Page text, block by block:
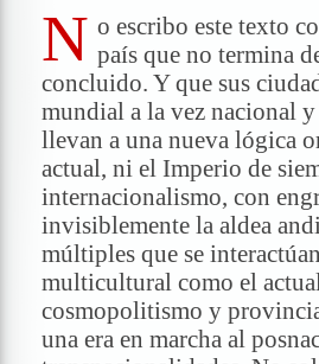
N o escribo este texto
país que no termina
concluido. Y que sus
mundial a la vez nacional
llevan a una nueva lógica
actual, ni el Imperio de
internacionalismo, con
invisiblemente la aldea
múltiples que se
multicultural como el
cosmopolitismo y
una era en marcha al